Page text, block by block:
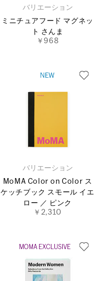
バリエーション
ミニチュアフード マグネッ
ト さんま
￥968
バリエーション
MoMA Color on Color ス
ケッチブック スモール イエ
ロー ／ ピンク
￥2,310